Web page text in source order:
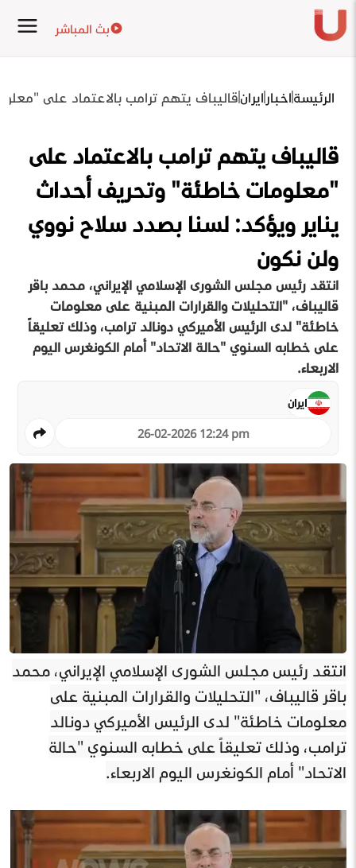
بث المباشر
الرئيسةاخبار ايرانقاليباف يتهم ترامب بالاعتماد على
قاليباف يتهم ترامب بالاعتماد على
"معلومات خاطئة" وتحريف أحداث
يناير ويؤكد: لسنا بصدد سلاح نووي
ولن نكون
انتقد رئيس مجلس الشورى الإسلامي الإيراني، محمد باقر
قاليباف، "التحليلات والقرارات المبنية على معلومات
خاطئة" لدى الرئيس الأميركي دونالد ترامب، وذلك تعليقاً
على خطابه السنوي "حالة الاتحاد" أمام الكونغرس اليوم
الاربعاء.
26-02-2026 12:24 pm
ايران
انتقد رئيس مجلس الشورى الإسلامي الإيراني، محمد
باقر قاليباف، "التحليلات والقرارات المبنية على
معلومات خاطئة" لدى الرئيس الأميركي دونالد
ترامب، وذلك تعليقاً على خطابه السنوي "حالة
الاتحاد" أمام الكونغرس اليوم الاربعاء.